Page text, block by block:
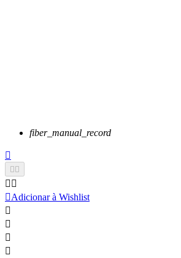
fiber_manual_record


 
Adicionar à Wishlist



